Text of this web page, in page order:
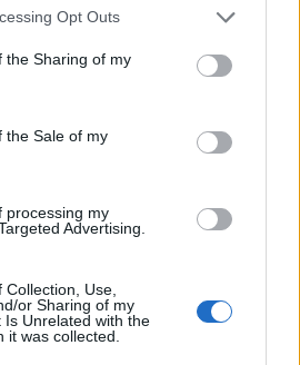
Opt Outs
the Sharing of my
the Sale of my
processing my
Advertising.
Use,
or Sharing of my
Is Unrelated with the
it was collected.
Πετρούνης Γερακάρης
είναι ο συνεσταλμένος
Ένα καταπιεσμένο παιδί. Ο
ο ξάδελφος της
και κουρσάρος του Σπήλιου
πειρατής.